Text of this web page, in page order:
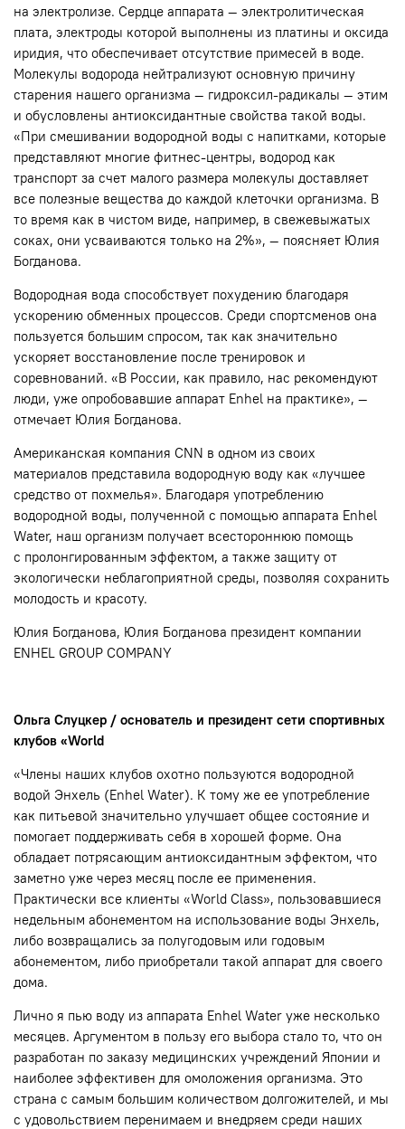
на электролизе. Сердце аппарата — электролитическая
плата, электроды которой выполнены из платины и оксида
иридия, что обеспечивает отсутствие примесей в воде.
Молекулы водорода нейтрализуют основную причину
старения нашего организма — гидроксил-радикалы — этим
и обусловлены антиоксидантные свойства такой воды.
«При смешивании водородной воды с напитками, которые
представляют многие фитнес-центры, водород как
транспорт за счет малого размера молекулы доставляет
все полезные вещества до каждой клеточки организма. В
то время как в чистом виде, например, в свежевыжатых
соках, они усваиваются только на 2%», — поясняет Юлия
Богданова.
Водородная вода способствует похудению благодаря
ускорению обменных процессов. Среди спортсменов она
пользуется большим спросом, так как значительно
ускоряет восстановление после тренировок и
соревнований. «В России, как правило, нас рекомендуют
люди, уже опробовавшие аппарат Enhel на практике», —
отмечает Юлия Богданова.
Американская компания CNN в одном из своих
материалов представила водородную воду как «лучшее
средство от похмелья». Благодаря употреблению
водородной воды, полученной с помощью аппарата Enhel
Water, наш организм получает всестороннюю помощь
c пролонгированным эффектом, а также защиту от
экологически неблагоприятной среды, позволяя сохранить
молодость и красоту.
Юлия Богданова, Юлия Богданова президент компании
ENHEL GROUP COMPANY
Ольга Слуцкер / основатель и президент сети спортивных
клубов «World
«Члены наших клубов охотно пользуются водородной
водой Энхель (Enhel Water). К тому же ее употребление
как питьевой значительно улучшает общее состояние и
помогает поддерживать себя в хорошей форме. Она
обладает потрясающим антиоксидантным эффектом, что
заметно уже через месяц после ее применения.
Практически все клиенты «World Class», пользовавшиеся
недельным абонементом на использование воды Энхель,
либо возвращались за полугодовым или годовым
абонементом, либо приобретали такой аппарат для своего
дома.
Лично я пью воду из аппарата Enhel Water уже несколько
месяцев. Аргументом в пользу его выбора стало то, что он
разработан по заказу медицинских учреждений Японии и
наиболее эффективен для омоложения организма. Это
страна с самым большим количеством долгожителей, и мы
с удовольствием перенимаем и внедряем среди наших